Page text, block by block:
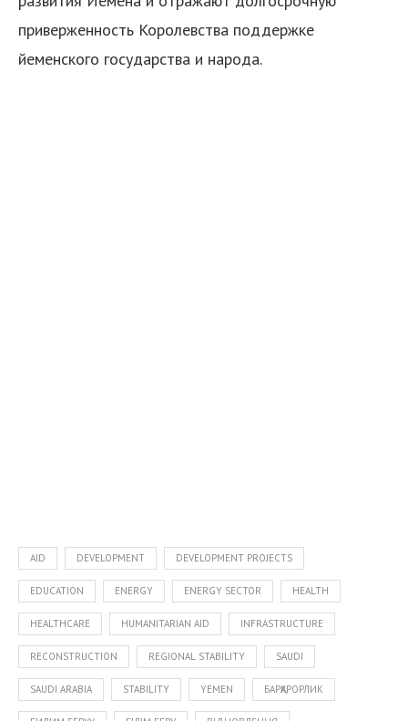
приверженность Королевства поддержке
йеменского государства и народа.
AID DEVELOPMENT DEVELOPMENT PROJECTS
EDUCATION ENERGY ENERGY SECTOR HEALTH
HEALTHCARE HUMANITARIAN AID INFRASTRUCTURE
RECONSTRUCTION REGIONAL STABILITY SAUDI
SAUDI ARABIA STABILITY YEMEN БАРҚАРОРЛИК